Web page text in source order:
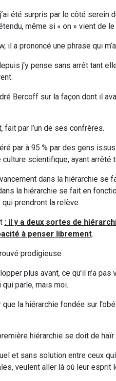
été surpris par le côté serein
même si « on » vient de
il a prononcé une phrase qui
j’y pense sans arrêt tant
Bercoff sur la façon dont il
fait par l’un de ses confrères.
par à 95 % par des gens
culture scientifique, ayant
dans la hiérarchie
la hiérarchie se fait en
prendront la relève.
: il y a deux sortes de
à penser librement.
prodigieuse.
plus avant, ce qu’il n’a
qui parle, mais moi.
la hiérarchie fondée sur
hiérarchie se doit de
et sans solution entre ceux
veulent aller là où leur